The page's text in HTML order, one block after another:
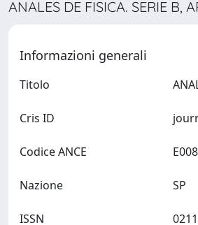
ANALES DE FISICA. SERIE B,
Informazioni generali
Titolo
Cris ID
Codice ANCE
Nazione
ISSN